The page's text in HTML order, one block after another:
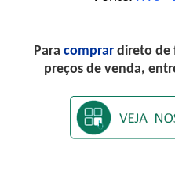
Para comprar direto de
preços de venda,